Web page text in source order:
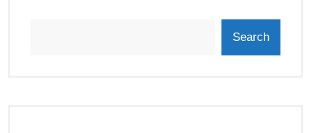
Search